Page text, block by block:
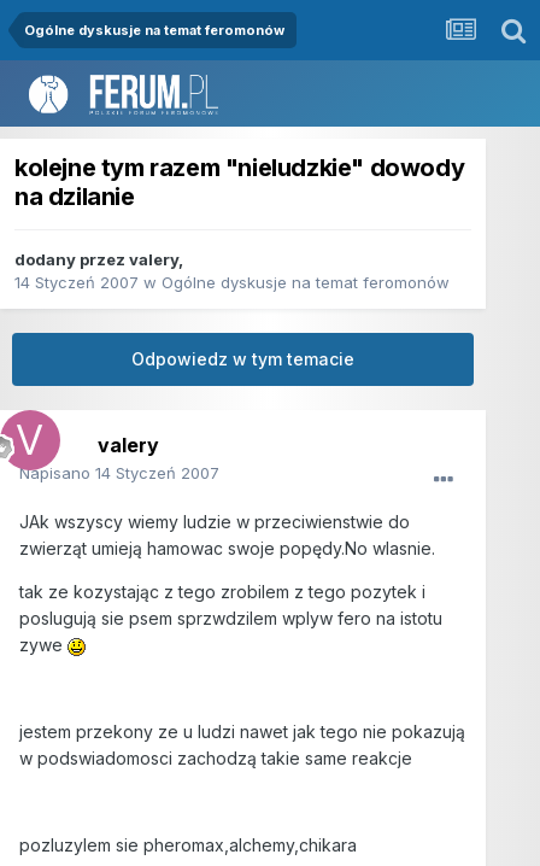
Ogólne dyskusje na temat feromonów
kolejne tym razem "nieludzkie" dowody
na dzilanie
dodany przez valery,
14 Styczeń 2007 w Ogólne dyskusje na temat feromonów
Odpowiedz w tym temacie
valery
Napisano 14 Styczeń 2007
JAk wszyscy wiemy ludzie w przeciwienstwie do
zwierząt umieją hamowac swoje popędy.No wlasnie.
tak ze kozystając z tego zrobilem z tego pozytek i
poslugują sie psem sprzwdzilem wplyw fero na istotu
zywe
jestem przekony ze u ludzi nawet jak tego nie pokazują
w podswiadomosci zachodzą takie same reakcje
pozluzylem sie pheromax,alchemy,chikara